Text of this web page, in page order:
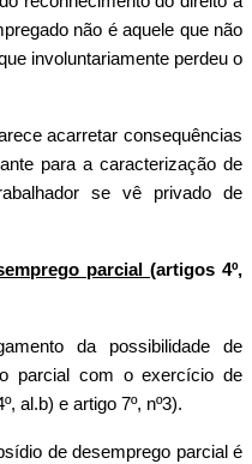
não é aquele que não
involuntariamente perdeu o
acarretar consequências
para a caracterização de
se vê privado de
parcial (artigos 4º,
da possibilidade de
parcial com o exercício de
al.b) e artigo 7º, nº3).
de desemprego parcial é